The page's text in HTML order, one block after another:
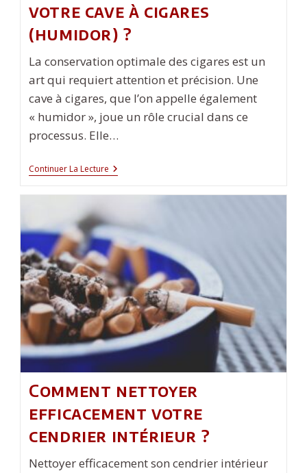
votre cave à cigares
(humidor) ?
La conservation optimale des cigares est un
art qui requiert attention et précision. Une
cave à cigares, que l’on appelle également
« humidor », joue un rôle crucial dans ce
processus. Elle…
Continuer La Lecture Comment
Bien
À
Cigares
(humidor)
?
Comment nettoyer
efficacement votre
cendrier intérieur ?
Nettoyer efficacement son cendrier intérieur